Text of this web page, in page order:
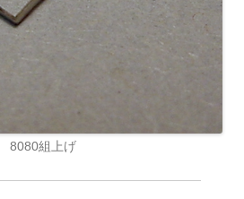
8080組上げ